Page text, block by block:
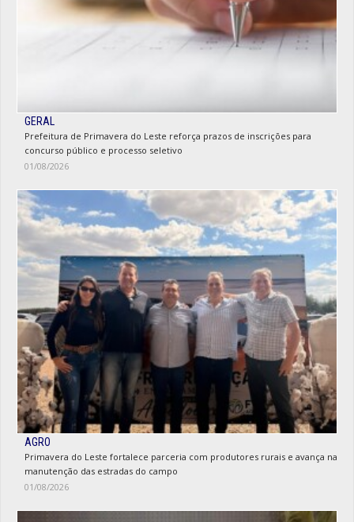
GERAL
Prefeitura de Primavera do Leste reforça prazos de inscrições para
concurso público e processo seletivo
01/08/2026
AGRO
Primavera do Leste fortalece parceria com produtores rurais e avança na
manutenção das estradas do campo
01/08/2026